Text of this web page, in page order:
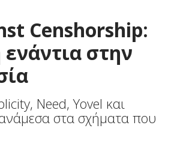
Censhorship:
στην
Need, Yovel και
στα σχήματα που